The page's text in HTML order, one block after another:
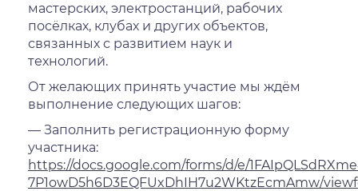
мастерских, электростанций, рабочих
посёлках, клубах и других объектов,
связанных с развитием наук и
технологий.
От желающих принять участие мы ждём
выполнение следующих шагов:
— Заполнить регистрационную форму
участника:
https://docs.google.com/forms/d/e/
7P1owD5h6D3EQFUxDhIH7u2WKtzEcmAmw/